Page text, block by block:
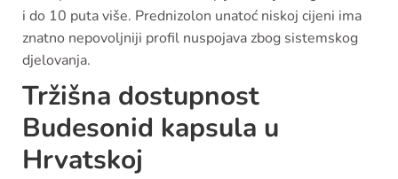
i do 10 puta više. Prednizolon unatoć niskoj cijeni ima
znatno nepovoljniji profil nuspojava zbog sistemskog
djelovanja.
Tržišna dostupnost
Budesonid kapsula u
Hrvatskoj